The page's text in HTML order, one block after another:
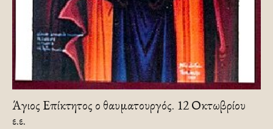
Άγιος Επίκτητος ο θαυματουργός. 12 Οκτωβρίου
ε.ε.